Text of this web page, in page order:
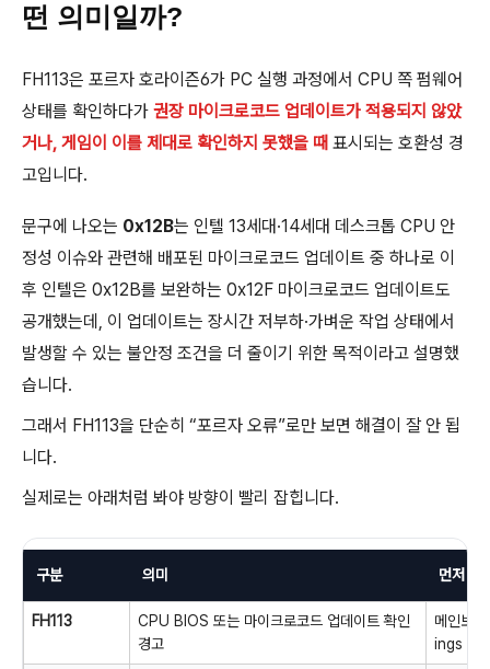
떤 의미일까?
FH113은 포르자 호라이즌6가 PC 실행 과정에서 CPU 쪽 펌웨어
상태를 확인하다가 권장 마이크로코드 업데이트가 적용되지 않았
거나, 게임이 이를 제대로 확인하지 못했을 때 표시되는 호환성 경
고입니다.
문구에 나오는 0x12B는 인텔 13세대·14세대 데스크톱 CPU 안
정성 이슈와 관련해 배포된 마이크로코드 업데이트 중 하나로 이
후 인텔은 0x12B를 보완하는 0x12F 마이크로코드 업데이트도
공개했는데, 이 업데이트는 장시간 저부하·가벼운 작업 상태에서
발생할 수 있는 불안정 조건을 더 줄이기 위한 목적이라고 설명했
습니다.
그래서 FH113을 단순히 “포르자 오류”로만 보면 해결이 잘 안 됩
니다.
실제로는 아래처럼 봐야 방향이 빨리 잡힙니다.
구분 의미 먼저 확
FH113
CPU BIOS 또는 마이크로코드 업데이트 확인
경고
메인보
ings